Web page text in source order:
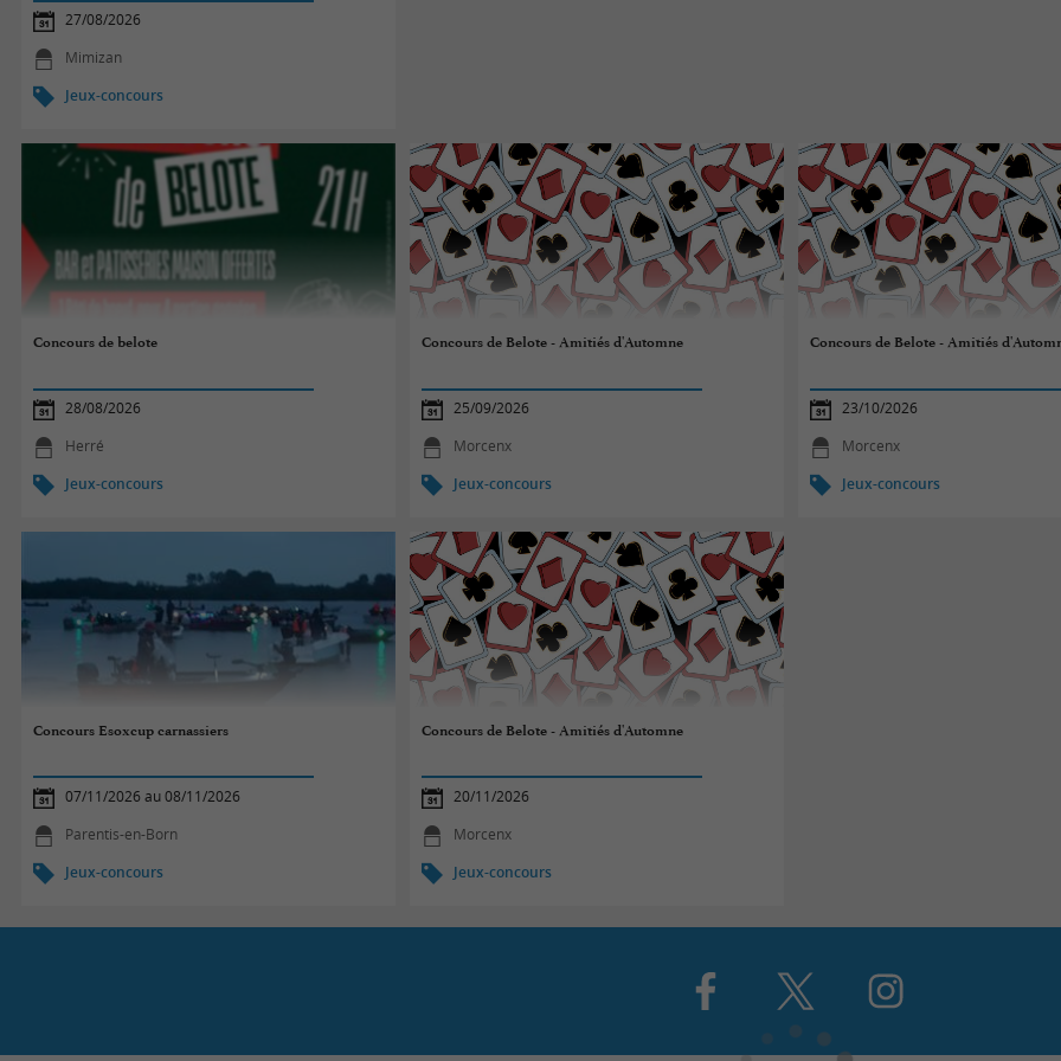
27/08/2026
Mimizan
Jeux-concours
Concours de belote
28/08/2026
Herré
Jeux-concours
Concours de Belote - Amitiés d'Automne
25/09/2026
Morcenx
Jeux-concours
Concours de Belote - Amitiés
23/10/2026
Morcenx
Jeux-concours
Concours Esoxcup carnassiers
07/11/2026 au 08/11/2026
Parentis-en-Born
Jeux-concours
Concours de Belote - Amitiés d'Automne
20/11/2026
Morcenx
Jeux-concours